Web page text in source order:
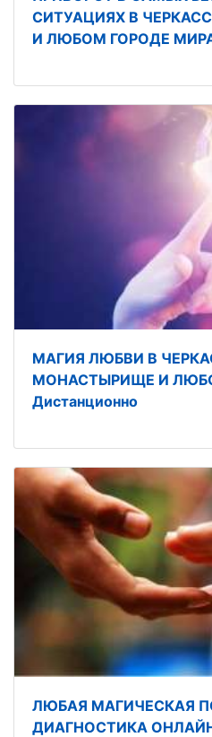
СИТУАЦИЯХ В
И ЛЮБОМ ГОРОДЕ
МАГИЯ ЛЮБВИ В
МОНАСТЫРИЩЕ И
Дистанционно
ЛЮБАЯ МАГИЧЕСКАЯ
ДИАГНОСТИКА ОНЛАЙН.